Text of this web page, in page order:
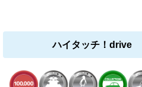
ハイタッチ！drive